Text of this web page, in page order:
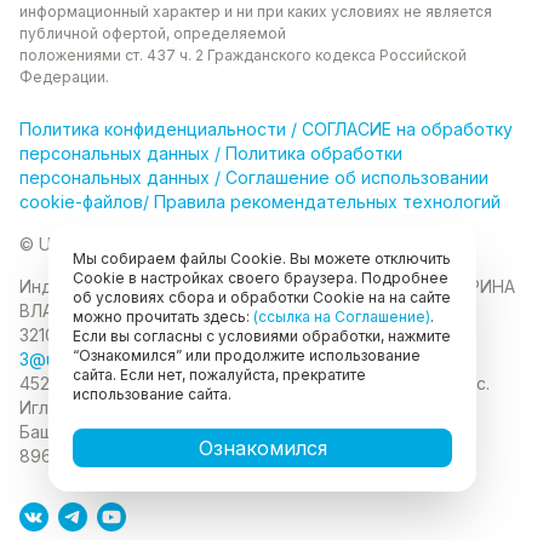
информационный характер и ни при каких условиях не является
публичной офертой, определяемой
положениями ст. 437 ч. 2 Гражданского кодекса Российской
Федерации.
Политика конфиденциальности / СОГЛАСИЕ на обработку
персональных данных / Политика обработки
персональных данных / Соглашение об использовании
cookie-файлов/ Правила рекомендательных технологий
© Unikor 2026
Индивидуальный предприниматель КОЛОМАСОВА ИРИНА
ВЛАДИМИРОВНАИНН 022403630403 ОГРНИП
321028000134889
3@unikor.company
452410, Республика Башкортостан, Иглинский район, с.
Иглино, ул. Вербная, д. 9
Башкортостан, город Уфа, ул. Мустая Карима, д.6
89625477020
Мы собираем файлы Cookie. Вы можете отключить
Cookie в настройках своего браузера. Подробнее
об условиях сбора и обработки Cookie на на сайте
можно прочитать здесь: (ссылка на Соглашение).
Если вы согласны с условиями обработки, нажмите
“Ознакомился” или продолжите использование
сайта. Если нет, пожалуйста, прекратите
использование сайта.
Ознакомился